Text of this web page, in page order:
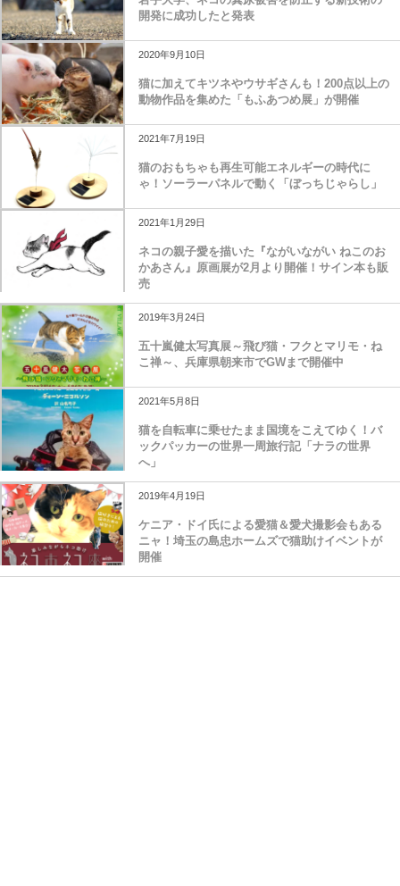
開発に成功したと発表
2020年9月10日
猫に加えてキツネやウサギさんも！200点以上の
動物作品を集めた「もふあつめ展」が開催
2021年7月19日
猫のおもちゃも再生可能エネルギーの時代に
ゃ！ソーラーパネルで動く「ぼっちじゃらし」
2021年1月29日
ネコの親子愛を描いた『ながいながい ねこのお
かあさん』原画展が2月より開催！サイン本も販
売
2019年3月24日
五十嵐健太写真展～飛び猫・フクとマリモ・ね
こ禅～、兵庫県朝来市でGWまで開催中
2021年5月8日
猫を自転車に乗せたまま国境をこえてゆく！バ
ックパッカーの世界一周旅行記「ナラの世界
へ」
2019年4月19日
ケニア・ドイ氏による愛猫＆愛犬撮影会もある
ニャ！埼玉の島忠ホームズで猫助けイベントが
開催